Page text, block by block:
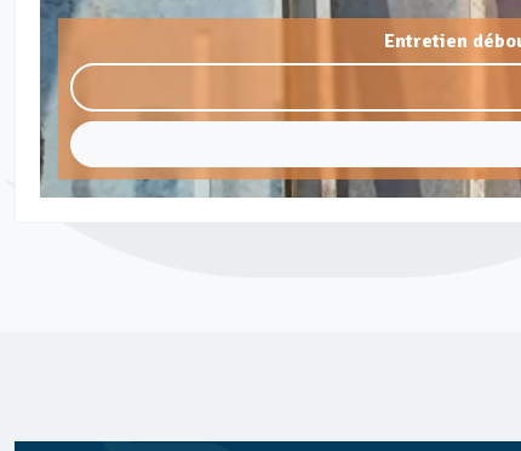
Entretien